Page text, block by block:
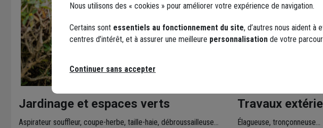
Jardinage et espaces verts
Aspirateur souffleur, coupe-herbe, taille-haie, débroussailleuse...
Travaux
Élagueuse, tronçonneuse...
Nous utilisons des « cookies » pour améliorer votre expérience de navigation.
Certains sont essentiels au fonctionnement du site, d’autres nous aident à
centres d’intérêt, et à assurer une meilleure personnalisation de votre
Continuer sans accepter